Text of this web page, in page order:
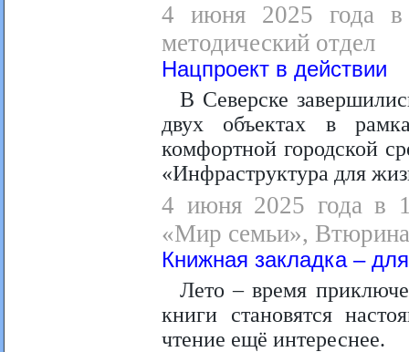
4 июня 2025 года в
методический отдел
Нацпроект в действии
В Северске
двух объектах в
комфортной городской
«Инфраструктура для
4 июня 2025 года в
«Мир семьи»,
Книжная закладка –
Лето – время
книги становятся
чтение ещё интереснее.